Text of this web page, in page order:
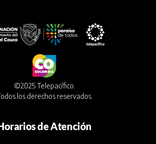
©2025 Telepacífico.
los derechos reservados.
de Atención